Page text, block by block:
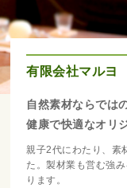
有限会社マルヨ
自然素材ならではの
健康で快適なオリ
親子2代にわたり、素
た。製材業も営む強
ります。